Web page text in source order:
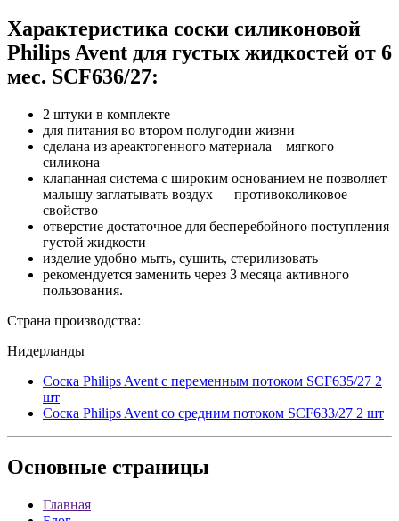
Характеристика соски силиконовой
Philips Avent для густых жидкостей от 6
мес. SCF636/27:
2 штуки в комплекте
для питания во втором полугодии жизни
сделана из ареактогенного материала – мягкого
силикона
клапанная система с широким основанием не позволяет
малышу заглатывать воздух — противоколиковое
свойство
отверстие достаточное для бесперебойного поступления
густой жидкости
изделие удобно мыть, сушить, стерилизовать
рекомендуется заменить через 3 месяца активного
пользования.
Страна производства:
Нидерланды
Соска Philips Avent с переменным потоком SCF635/27 2
шт
Соска Philips Avent со средним потоком SCF633/27 2 шт
Основные страницы
Главная